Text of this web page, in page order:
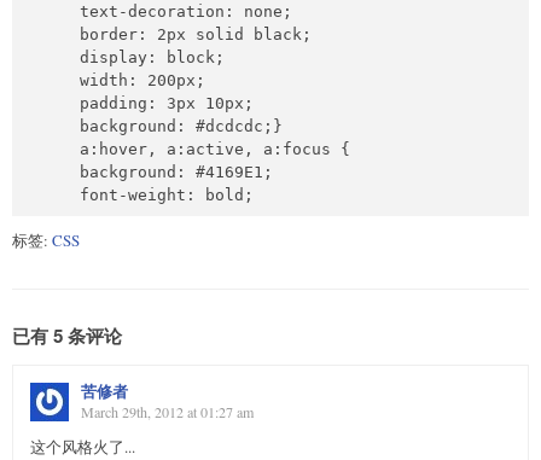
      text-decoration: none;
      border: 2px solid black;
      display: block;
      width: 200px;
      padding: 3px 10px;
      background: #dcdcdc;}
      a:hover, a:active, a:focus {
      background: #4169E1;
      font-weight: bold;
标签: CSS
已有 5 条评论
苦修者
March 29th, 2012 at 01:27 am
这个风格火了...